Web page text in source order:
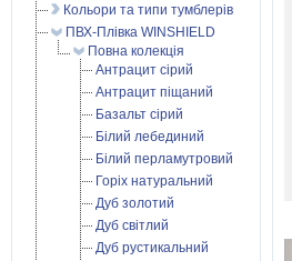
Кольори та типи тумблерів
ПВХ-Плівка WINSHIELD
Повна колекція
Антрацит сірий
Антрацит піщаний
Базальт сірий
Білий лебединий
Білий перламутровий
Горіх натуральний
Дуб золотий
Дуб світлий
Дуб рустикальний